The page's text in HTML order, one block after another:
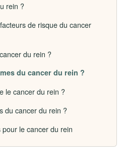
rein ?
de risque du cancer
du rein ?
du cancer du rein ?
le cancer du rein ?
du cancer du rein ?
le cancer du rein